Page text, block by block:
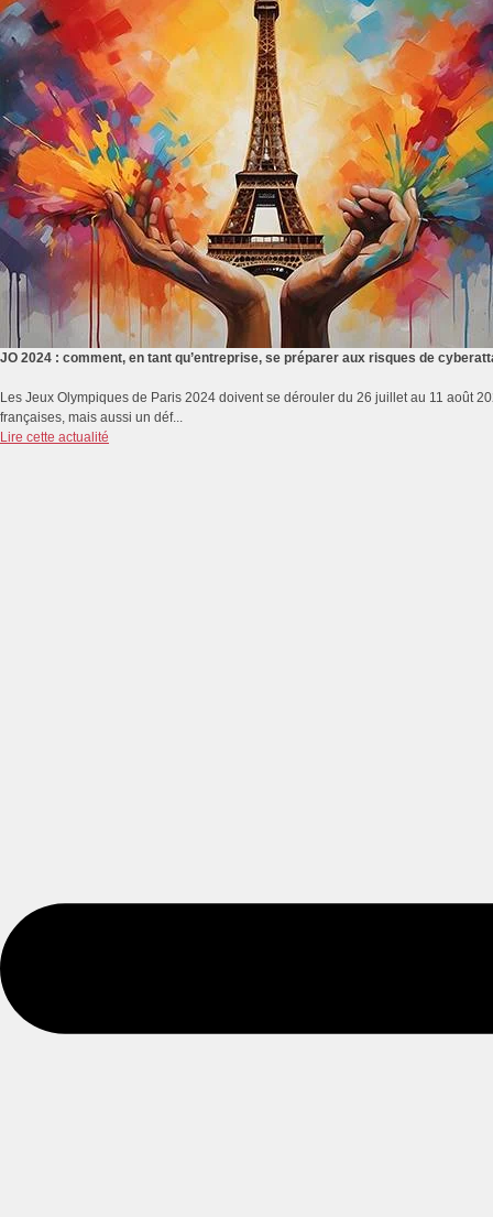
JO 2024 : comment, en tant qu’entreprise, se préparer aux risques de
Les Jeux Olympiques de Paris 2024 doivent se dérouler du 26 juillet au 11 août
françaises, mais aussi un déf...
Lire cette actualité